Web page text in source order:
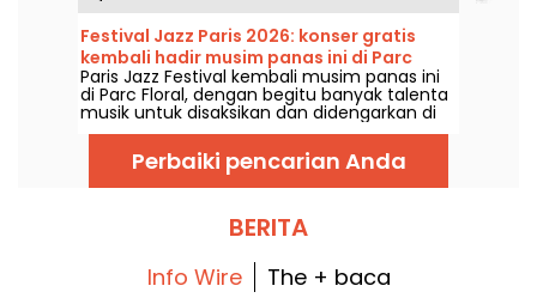
arrondissement ke-11 yang sangat hidup, ia
tetap menjadi ikon utama bagi kancah
musik Paris.
Festival Jazz Paris 2026: konser gratis
kembali hadir musim panas ini di Parc
Floral, berikut programnya
Paris Jazz Festival kembali musim panas ini
di Parc Floral, dengan begitu banyak talenta
musik untuk disaksikan dan didengarkan di
tengah suasana pedesaan yang asri. Berikut
program konser gratis yang bisa dinikmati
dari 24 Juni hingga 6 September 2026!
Perbaiki pencarian Anda
BERITA
Info Wire The + baca